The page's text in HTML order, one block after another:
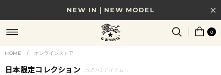
8/17(月)10時まで｜税込11,000円以上で送料無料
贈る相手やシーンから選べる、新しいギフトガイド
NEW IN｜COLOR LEATHER
0
HOME / オンラインストア
日本限定コレクション 5290 アイテム